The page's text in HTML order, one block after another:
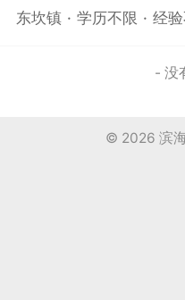
东坎镇 学历不限 经
- 没
© 2026 滨